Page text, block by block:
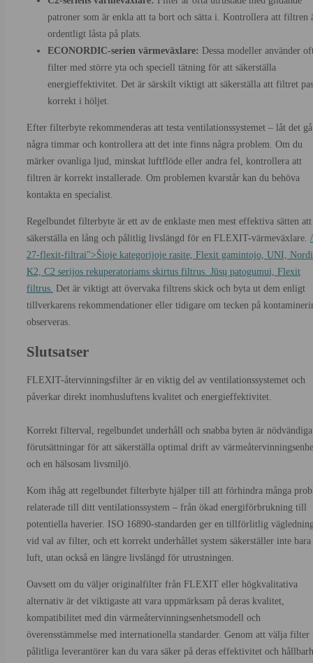
patroner som är enkla att ta bort och sätta i. Kontrollera att filtren
ordentligt låsta på plats.
ECONORDIC-serien värmeväxlare: Dessa modeller använder
filter med större yta och speciell tätning för att säkerställa
energieffektivitet. Det är särskilt viktigt att säkerställa att filtret
korrekt i höljet.
Efter filterbyte rekommenderas att testa ventilationssystemet – låt det
några timmar och kontrollera att det inte finns några problem. Om du
märker ovanliga ljud, minskat luftflöde eller andra fel, kontrollera att
filtren är korrekt installerade. Om problemen kvarstår kan du behöva
kontakta en specialist.
Regelbundet filterbyte är ett av de enklaste men mest effektiva sätten att
säkerställa en lång och pålitlig livslängd för en FLEXIT-värmeväxlare.
27-flexit-filtrai">Šioje kategorijoje rasite, Flexit gamintojo, UNI,
K2, C2 serijos rekuperatoriams skirtus filtrus. Jūsų patogumui, Flexit
filtrus. Det är viktigt att övervaka filtrens skick och byta ut dem enligt
tillverkarens rekommendationer eller tidigare om tecken på
observeras.
Slutsatser
FLEXIT-återvinningsfilter är en viktig del av ventilationssystemet och
påverkar direkt inomhusluftens kvalitet och energieffektivitet.
Korrekt filterval, regelbundet underhåll och snabba byten är nödvändiga
förutsättningar för att säkerställa optimal drift av
och en hälsosam livsmiljö.
Kom ihåg att regelbundet filterbyte hjälper till att förhindra många
relaterade till ditt ventilationssystem – från ökad energiförbrukning till
potentiella haverier. ISO 16890-standarden ger en tillförlitlig
vid val av filter, och ett korrekt underhållet system säkerställer inte bara
luft, utan också en längre livslängd för utrustningen.
Oavsett om du väljer originalfilter från FLEXIT eller högkvalitativa
alternativ är det viktigaste att vara uppmärksam på deras kvalitet,
kompatibilitet med din värmeåtervinningsenhetsmodell och
överensstämmelse med internationella standarder. Genom att välja filter
pålitliga leverantörer kan du vara säker på deras effektivitet och